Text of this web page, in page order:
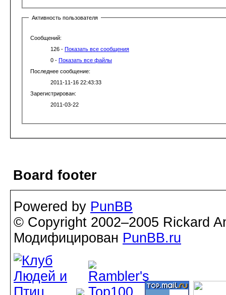
Активность пользователя
Сообщений:
126 - Показать все сообщения
0 - Показать все файлы
Последнее сообщение:
2011-11-16 22:43:33
Зарегистрирован:
2011-03-22
Board footer
Powered by PunBB
© Copyright 2002–2005 Rickard
Модифицирован PunBB.ru